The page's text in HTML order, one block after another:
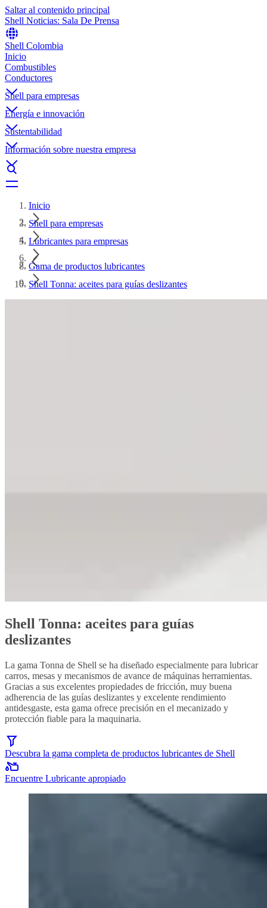
Saltar al contenido principal
Shell Noticias: Sala De Prensa
Shell Colombia
Inicio
Combustibles
Conductores
Shell para empresas
Energía e innovación
Sustentabilidad
Información sobre nuestra empresa
Inicio
Shell para empresas
Lubricantes para empresas
Gama de productos lubricantes
Shell Tonna: aceites para guías deslizantes
Shell Tonna: aceites para guías
deslizantes
La gama Tonna de Shell se ha diseñado especialmente para lubricar
carros, mesas y mecanismos de avance de máquinas herramientas.
Gracias a sus excelentes propiedades de fricción, muy buena
adherencia de las guías deslizantes y excelente rendimiento
antidesgaste, esta gama ofrece precisión en el mecanizado y
protección fiable para la maquinaria.
Descubra la gama completa de productos lubricantes de Shell
Encuentre Lubricante apropiado